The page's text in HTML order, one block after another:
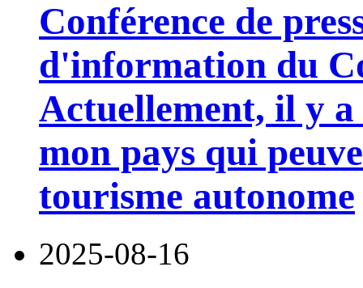
Conférence de
d'information du
Actuellement, il y
mon pays qui
tourisme autonome
2025-08-16